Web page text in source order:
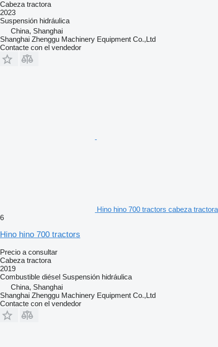
Cabeza tractora
2023
Suspensión hidráulica
China, Shanghai
Shanghai Zhenggu Machinery Equipment Co.,Ltd
Contacte con el vendedor
Hino hino 700 tractors cabeza tractora
6
Hino hino 700 tractors
Precio a consultar
Cabeza tractora
2019
Combustible diésel Suspensión hidráulica
China, Shanghai
Shanghai Zhenggu Machinery Equipment Co.,Ltd
Contacte con el vendedor